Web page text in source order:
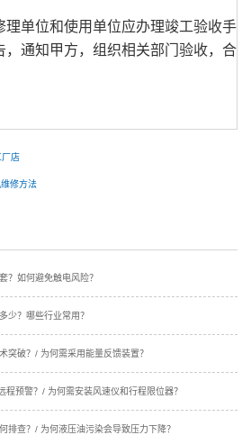
理单位和使用单位应办理竣工验收手
，通知甲方，组织相关部门验收，合
厂店
修方法
？如何避免触电风险？
少？哪些行业常用？
突破？/ 为何需采用能量反馈装置？
程预警？/ 为何需安装风速仪和行程限位器？
排查？/ 为何液压油污染会导致压力下降？